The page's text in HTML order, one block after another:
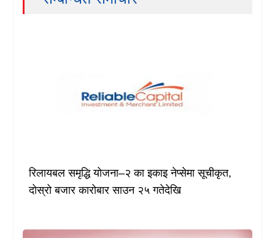
रिलायबल समृद्धि योजना–२ का इकाइ नेप्सेमा सूचीकृत,
दोस्रो बजार कारोबार साउन २५ गतेदेखि